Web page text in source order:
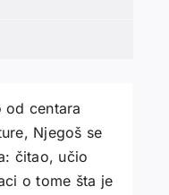
od centara
Njegoš se
čitao, učio
o tome šta je